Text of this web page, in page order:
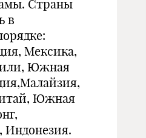
Страны
в
Мексика,
Южная
Южная